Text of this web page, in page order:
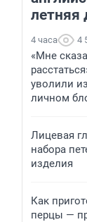
летняя
4 часа 4
«Мне
уволили
личном
Лицевая
набора
изделия
Как
перцы —